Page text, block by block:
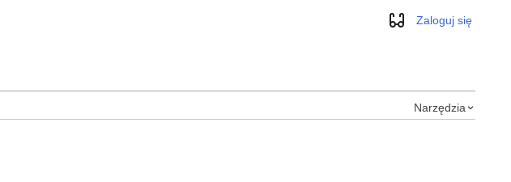
WyglądZaloguj się
Narzędzia